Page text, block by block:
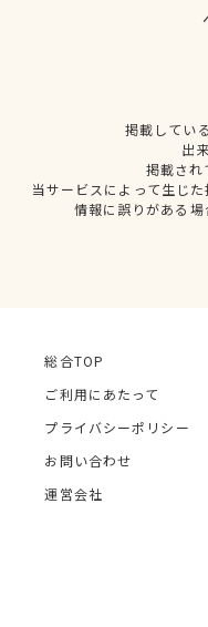
掲載してい
出
掲載さ
当サービスによって生じ
情報に誤りがある
総合TOP
ご利用にあたって
プライバシーポリシー
お問い合わせ
運営会社